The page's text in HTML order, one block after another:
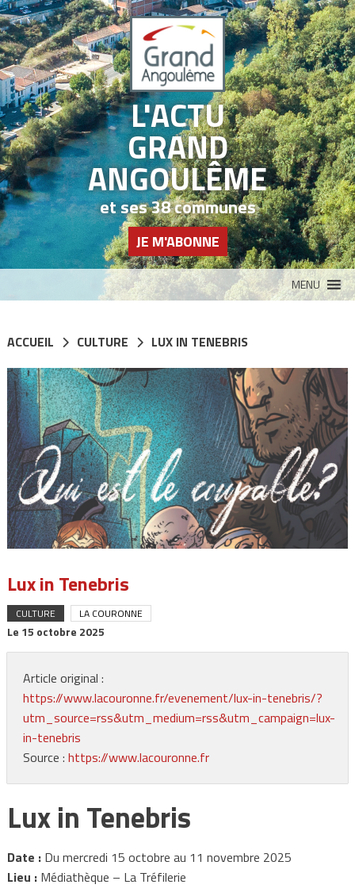
L'ACTU
GRAND
ANGOULÊME
et ses 38 communes
JE M'ABONNE
MENU
ACCUEIL CULTURE LUX IN TENEBRIS
Lux in Tenebris
CULTURE LA COURONNE
Le 15 octobre 2025
Article original :
https://www.lacouronne.fr/evenement/lux-in-tenebris/?
utm_source=rss&utm_medium=rss&utm_campaign=lux-
in-tenebris
Source : https://www.lacouronne.fr
Lux in Tenebris
Date :Du mercredi 15 octobre au 11 novembre 2025
Lieu :Médiathèque – La Tréfilerie
Panneau de gestion des cookies